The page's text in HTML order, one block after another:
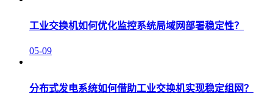
工业交换机如何优化监控系统局域网部署稳定性？
05-09
分布式发电系统如何借助工业交换机实现稳定组网？